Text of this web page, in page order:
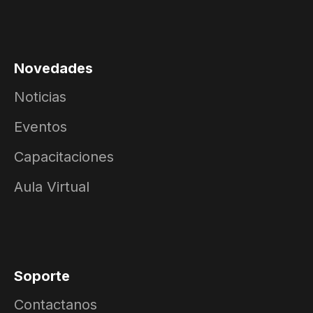
Novedades
Noticias
Eventos
Capacitaciones
Aula Virtual
Soporte
Contactanos